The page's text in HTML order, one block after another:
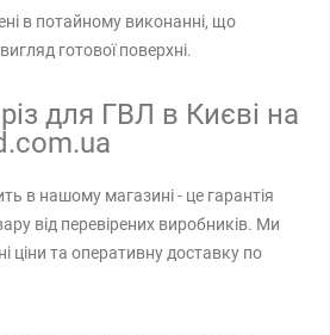
в потайному виконанні, що
готової поверхні.
для ГВЛ в Києві на
в нашому магазині - це гарантія
від перевірених виробників. Ми
ціни та оперативну доставку по